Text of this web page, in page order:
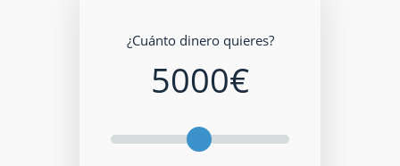
¿Cuánto dinero quieres?
5000€